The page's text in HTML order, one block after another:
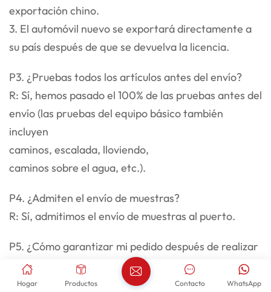
exportación chino.
3. El automóvil nuevo se exportará directamente a
su país después de que se devuelva la licencia.
P3. ¿Pruebas todos los artículos antes del envío?
R: Sí, hemos pasado el 100% de las pruebas antes del
envío (las pruebas del equipo básico también
incluyen
caminos, escalada, lloviendo,
caminos sobre el agua, etc.).
P4. ¿Admiten el envío de muestras?
R: Sí, admitimos el envío de muestras al puerto.
P5. ¿Cómo garantizar mi pedido después de realizar
un pedido?
R: Realizaremos un seguimiento de su pedido y le
Hogar Productos WhatsApp
Contacto